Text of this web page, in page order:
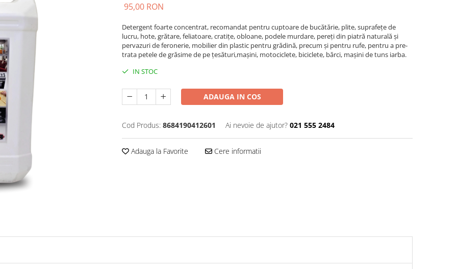
95,00 RON
Detergent foarte concentrat, recomandat pentru cuptoare de bucătărie, plite, suprafețe de
lucru, hote, grătare, feliatoare, cratițe, obloane, podele murdare, pereți din piatră naturală și
pervazuri de feronerie, mobilier din plastic pentru grădină, precum și pentru rufe, pentru a pre-
trata petele de grăsime de pe țesături,mașini, motociclete, biciclete, bărci, mașini de tuns iarba.
IN STOC
ADAUGA IN COS
Cod Produs: 8684190412601 Ai nevoie de ajutor? 021 555 2484
Adauga la Favorite Cere informatii